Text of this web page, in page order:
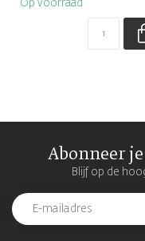
Op voorraad
Abonneer
Blijf op de